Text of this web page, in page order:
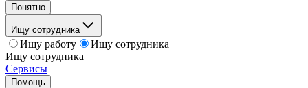
Понятно
Ищу сотрудника
Ищу работу
Ищу сотрудника
Ищу сотрудника
Сервисы
Помощь